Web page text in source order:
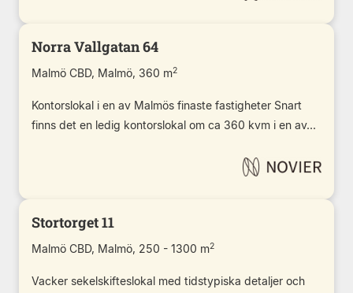
Norra Vallgatan 64
Malmö CBD, Malmö, 360 m2
Kontorslokal i en av Malmös finaste fastigheter Snart
finns det en ledig kontorslokal om ca 360 kvm i en av...
Stortorget 11
Malmö CBD, Malmö, 250 - 1300 m2
Vacker sekelskifteslokal med tidstypiska detaljer och